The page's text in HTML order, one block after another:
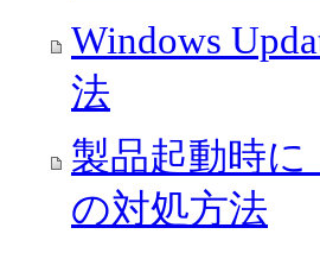
Windows
法
製品起動時
の対処方法